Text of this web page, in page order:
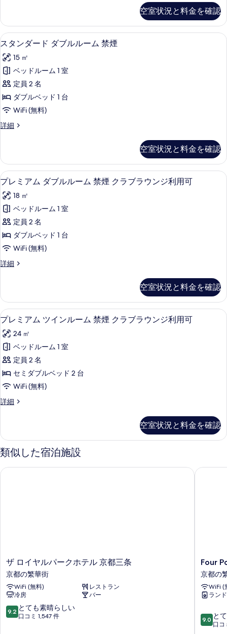
て
の
写
真
を
表
示
る
細
ド
ダ
ブ
ル
の
す
べ
て
の
を
表
示
す
る
ス
タ
ン
ー
ド
ダ
ブ
ル
の
詳
細
空室状況と料金を確認
ス
タ
ン
ダ
ー
ド
ブ
ル
ー
ム
禁
煙
の
す
べ
て
真
を
表
示
す
る
羽毛の掛け布団、セーフティボック
8
スタンダード ダブルルーム 禁煙
15 ㎡
ベッドルーム 1 室
定員 2 名
ダブルベッド 1 台
WiFi (無料)
詳細
ス
ー
ド
ダ
ル
ル
ー
ム
禁
煙
の
詳
空室状況と料金を確認
プ
レ
ミ
ア
ム
ダ
ル
ー
ム
禁
煙
ク
ラ
ブ
ラ
ウ
利
用
可
真
を
表
示
す
プレミアム ダブルルーム 禁煙 クラ
11
プレミアム ダブルルーム 禁煙 クラブラウンジ利用可
18 ㎡
ベッドルーム 1 室
定員 2 名
ダブルベッド 1 台
WiFi (無料)
詳細
プ
ム
ダ
ブ
ル
ー
ム
禁
煙
ク
ラ
ブ
ジ
利
用
の
空室状況と料金を確認
プ
レ
ミ
ア
ム
ツ
ン
ー
ム
禁
煙
ジ
利
用
可
の
羽毛の掛け布団、セーフティボック
17
プレミアム ツインルーム 禁煙 クラブラウンジ利用可
24 ㎡
ベッドルーム 1 室
定員 2 名
セミダブルベッド 2 台
WiFi (無料)
詳細
プ
ム
ツ
イ
ル
ジ
利
詳
空室状況と料金を確認
類似した宿泊施設
ザ
ロ
イ
ヤ
ル
パ
ー
ザ ロイヤルパークホテル 京都三条
京都の繁華街
WiFi (無料)
レストラン
冷房
バー
10
段
9.2 とても素晴らしい
口コミ 1,547 件
ザ ロイヤルパークホテル 京都三条
Four
Points
Flex
By
都
御
Four
京都の
WiFi (
ラン
10
段
9.0 と
口コ
Four